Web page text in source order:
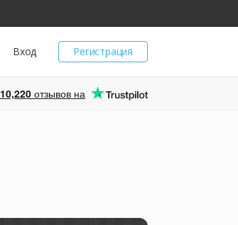
Регистрация
Вход
10,220 отзывов на